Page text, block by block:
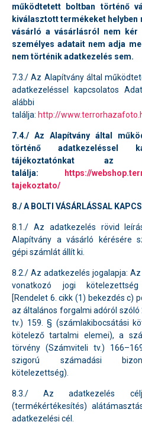
működtetett boltban történő
kiválasztott termékeket helyben
vásárló a vásárlásról nem kér
személyes adatait nem adja
nem történik adatkezelés sem.
7.3./ Az Alapítvány által
adatkezeléssel kapcsolatos
alábbi
találja: http://
7.4./ Az Alapítvány által
történő adatkezeléssel
tájékoztatónkat az
találja:
https://
tajekoztato/
8./ A BOLTI VÁSÁRLÁSSAL
8.1./ Az adatkezelés rövid
Alapítvány a vásárló kérésére
gépi számlát állít ki.
8.2./ Az adatkezelés jogalapja:
vonatkozó jogi
[Rendelet 6. cikk (1) bekezdés c)
az általános forgalmi adóról szóló
tv.) 159. § (számlakibocsátási
kötelező tartalmi elemei), a
törvény (Számviteli tv.)
szigorú számadási
kötelezettség).
8.3./ Az adatkezelés
(termékértékesítés)
adatkezelési cél.